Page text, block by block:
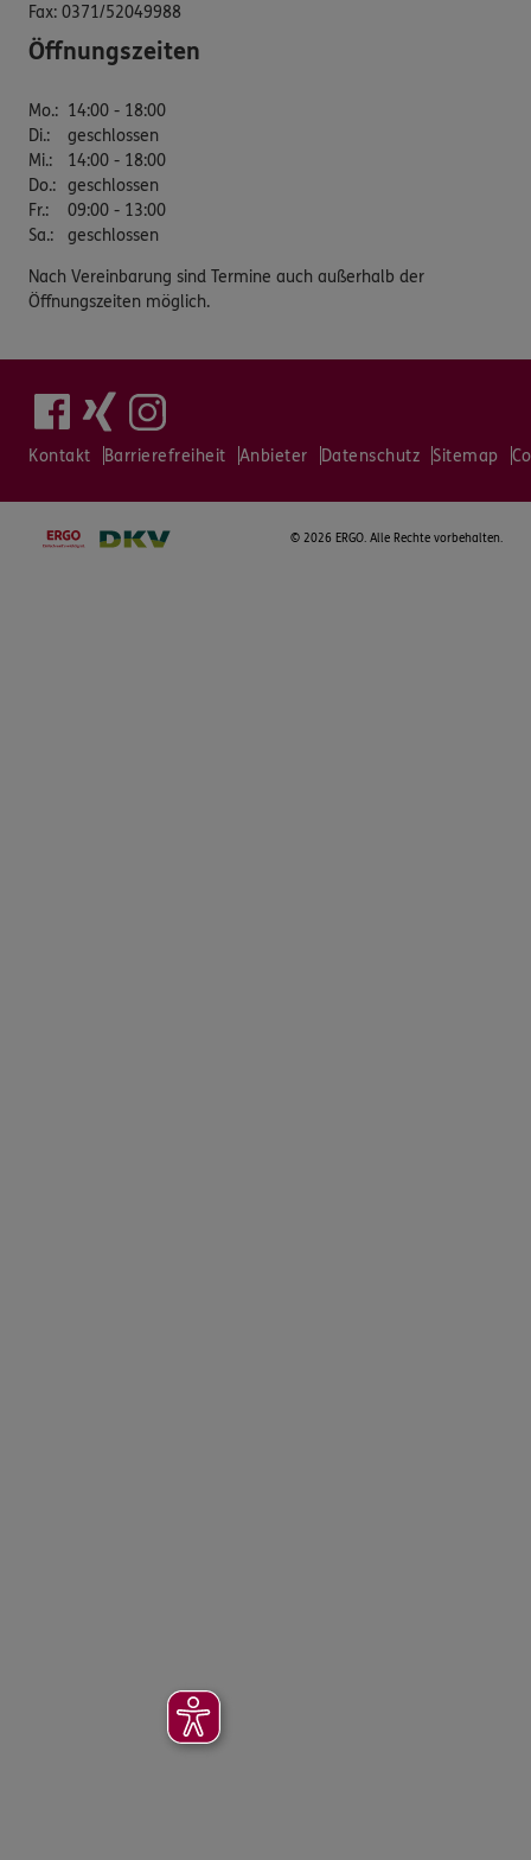
Fax: 0371/52049988
Öffnungszeiten
Mo.: 14:00 - 18:00
Di.:
geschlossen
Mi.:
14:00 - 18:00
Do.: geschlossen
Fr.:
09:00 - 13:00
Sa.: geschlossen
Nach Vereinbarung sind Termine auch außerhalb der
Öffnungszeiten möglich.
Kontakt Barrierefreiheit Anbieter Datenschutz Sitemap
© 2026 ERGO. Alle Rechte vorbehalten.